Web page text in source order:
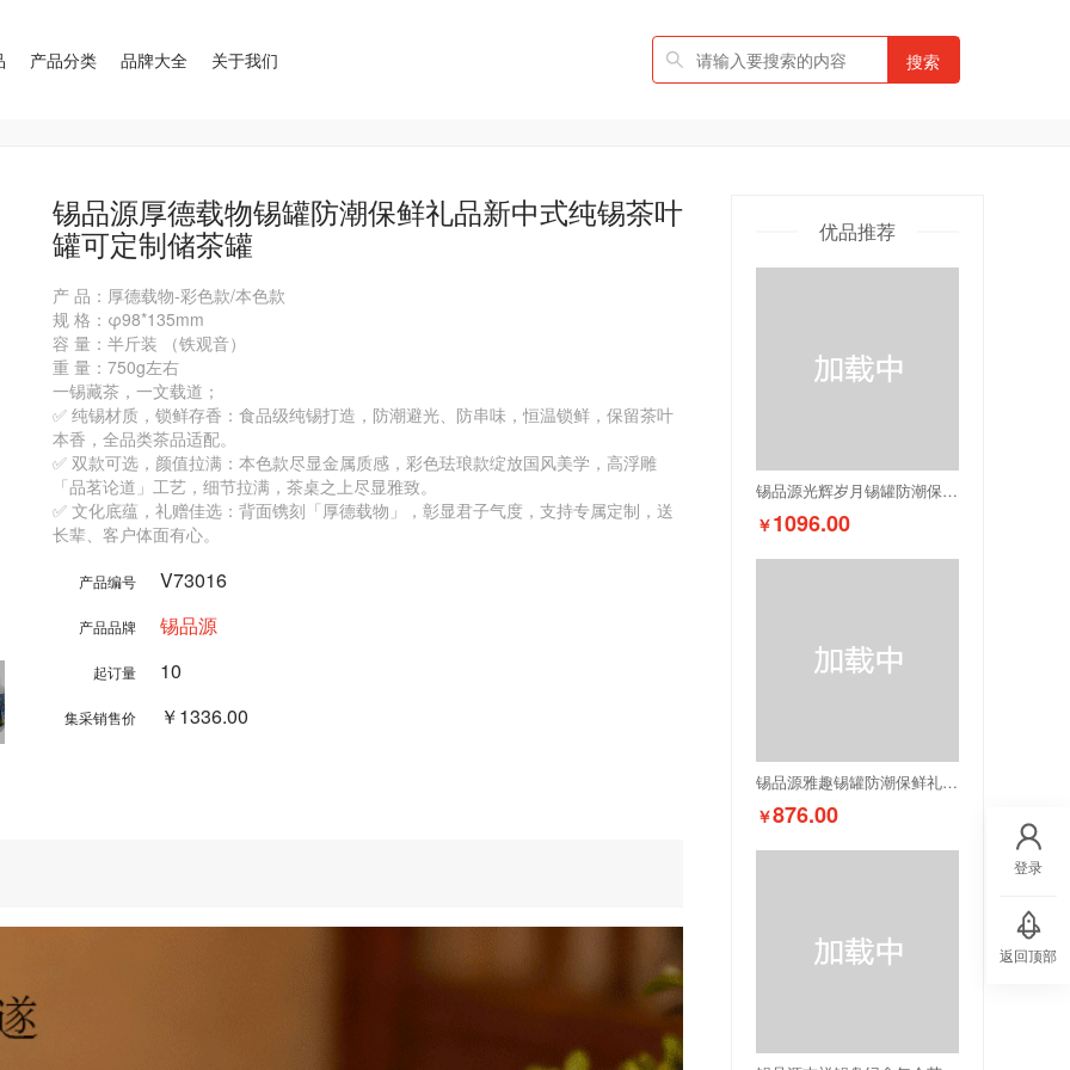
产品分类 品牌大全 关于我们 搜索
锡品源厚德载物锡罐防潮保鲜礼品新中式纯锡茶叶
罐可定制储茶罐
产 品：厚德载物-彩色款/本色款
规 格：φ98*135mm
容 量：半斤装 （铁观音）
重 量：750g左右
一锡藏茶，一文载道；
✅ 纯锡材质，锁鲜存香：食品级纯锡打造，防潮避光、防串味，恒温锁鲜，保留茶叶
本香，全品类茶品适配。
✅ 双款可选，颜值拉满：本色款尽显金属质感，彩色珐琅款绽放国风美学，高浮雕
「品茗论道」工艺，细节拉满，茶桌之上尽显雅致。
✅ 文化底蕴，礼赠佳选：背面镌刻「厚德载物」，彰显君子气度，支持专属定制，送
长辈、客户体面有心。
产品编号 V73016
产品品牌 锡品源
起订量 10
集采销售价 ￥1336.00
优品推荐
锡品源光辉岁月锡罐防潮保鲜礼品荣休纯锡茶叶罐可定制储茶罐文创
￥1096.00
锡品源雅趣锡罐防潮保鲜礼品新中式纯锡茶叶罐可定制储茶罐文创
￥876.00
登录
返回顶部